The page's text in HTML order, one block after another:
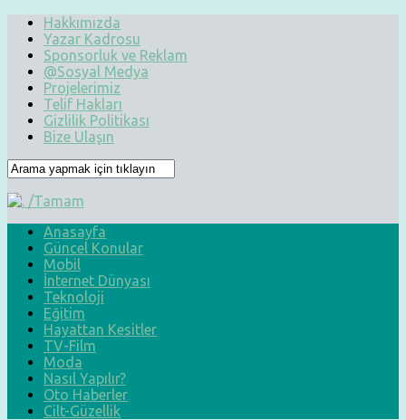
Hakkımızda
Yazar Kadrosu
Sponsorluk ve Reklam
@Sosyal Medya
Projelerimiz
Telif Hakları
Gizlilik Politikası
Bize Ulaşın
Anasayfa
Güncel Konular
Mobil
İnternet Dünyası
Teknoloji
Eğitim
Hayattan Kesitler
TV-Film
Moda
Nasıl Yapılır?
Oto Haberler
Cilt-Güzellik